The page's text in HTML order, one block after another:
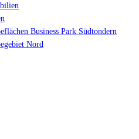
Business Park Südtondern
Nord